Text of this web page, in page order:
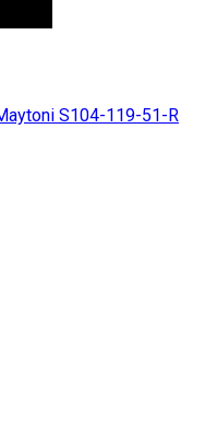
S104-119-51-R